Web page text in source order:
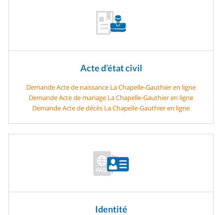
Acte d’état civil
Demande Acte de naissance La Chapelle-Gauthier en ligne
Demande Acte de mariage La Chapelle-Gauthier en ligne
Demande Acte de décès La Chapelle-Gauthier en ligne
Identité